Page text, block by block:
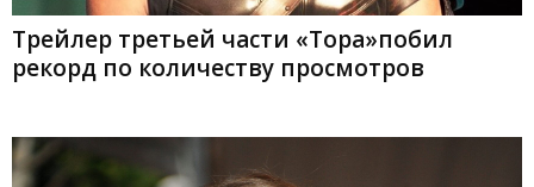
Трейлер третьей части «Тора»побил
рекорд по количеству просмотров